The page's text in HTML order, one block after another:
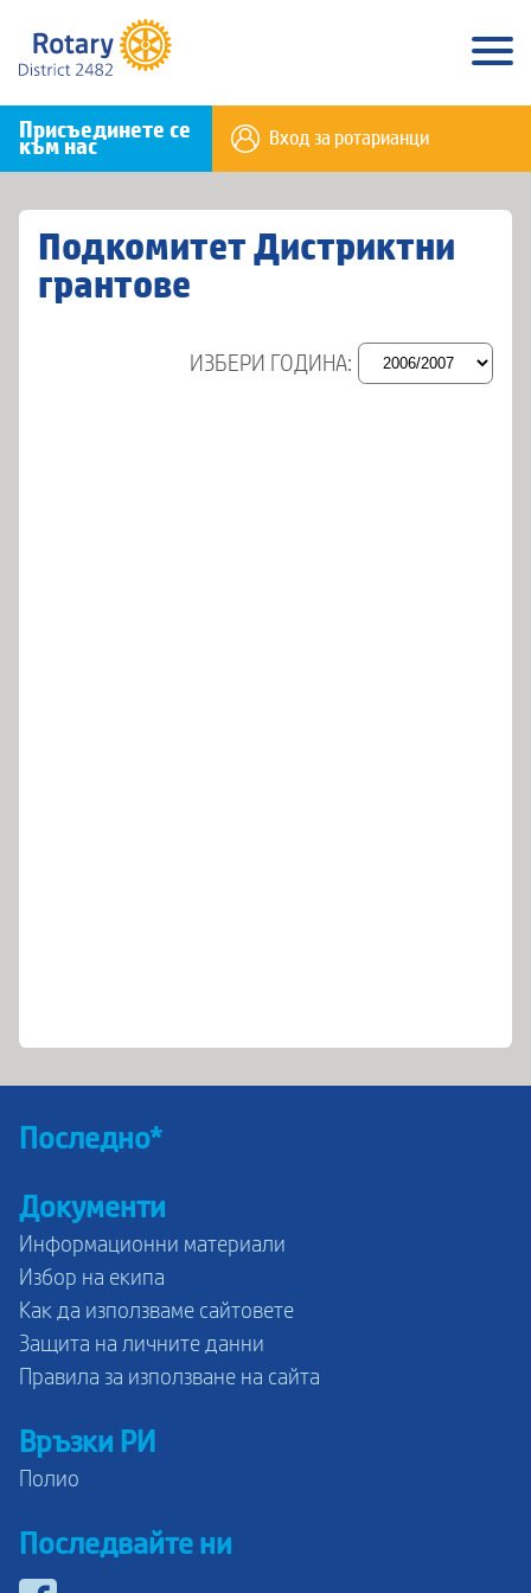
Присъединете се
към нас Вход за ротарианци
Подкомитет Дистриктни
грантове
ИЗБЕРИ ГОДИНА:
Последно*
Документи
Информационни материали
Избор на екипа
Как да използваме сайтовете
Защита на личните данни
Правила за използване на сайта
Връзки РИ
Полио
Последвайте ни